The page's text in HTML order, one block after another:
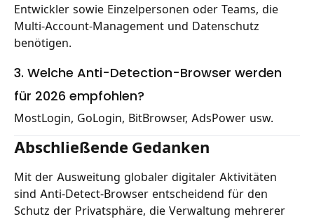
Entwickler sowie Einzelpersonen oder Teams, die
Multi-Account-Management und Datenschutz
benötigen.
3. Welche Anti-Detection-Browser werden
für 2026 empfohlen?
MostLogin, GoLogin, BitBrowser, AdsPower usw.
Abschließende Gedanken
Mit der Ausweitung globaler digitaler Aktivitäten
sind Anti-Detect-Browser entscheidend für den
Schutz der Privatsphäre, die Verwaltung mehrerer